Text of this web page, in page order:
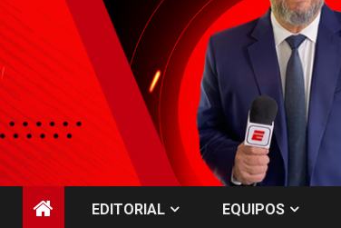
EDITORIAL EQUIPOS